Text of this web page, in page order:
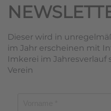
Dieser wird in
im Jahr erscheinen mit
Imkerei im Jahresverlauf
Verein